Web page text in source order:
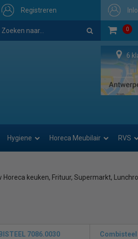
0
Registreren
6
Hygiene Horeca Meubilair RVS
keuken, Frituur, Supermarkt,
7086.0030 Combisteel